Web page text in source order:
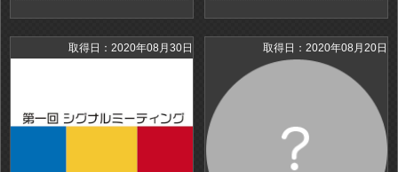
取得日：2020年08月30日 取得日：2020年08月20日